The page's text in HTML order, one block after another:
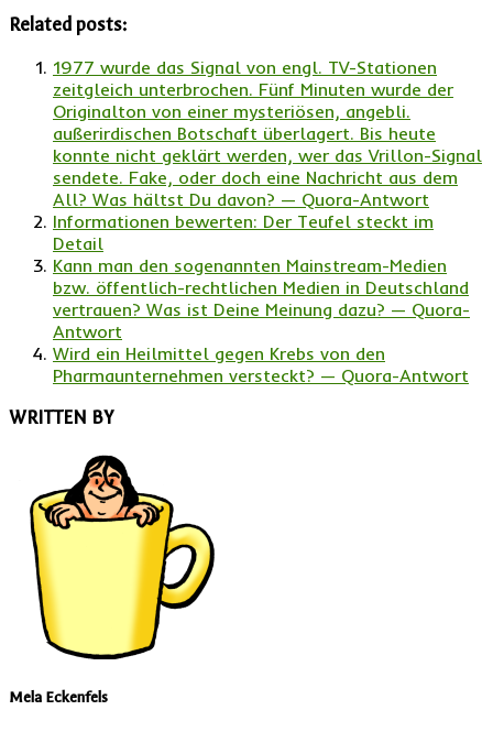
Related posts:
1977 wurde das Signal von engl. TV-Stationen
zeitgleich unterbrochen. Fünf Minuten wurde der
Originalton von einer mysteriösen, angebli.
außerirdischen Botschaft überlagert. Bis heute
konnte nicht geklärt werden, wer das Vrillon-Signal
sendete. Fake, oder doch eine Nachricht aus dem
All? Was hältst Du davon? — Quora-Antwort
Informationen bewerten: Der Teufel steckt im
Detail
Kann man den sogenannten Mainstream-Medien
bzw. öffentlich-rechtlichen Medien in Deutschland
vertrauen? Was ist Deine Meinung dazu? — Quora-
Antwort
Wird ein Heilmittel gegen Krebs von den
Pharmaunternehmen versteckt? — Quora-Antwort
WRITTEN BY
Mela Eckenfels